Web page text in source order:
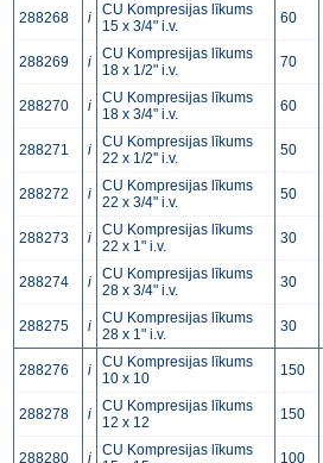
288268 i
CU Kompresijas līkums
15 x 3/4" i.v.
60
288269 i
CU Kompresijas līkums
18 x 1/2" i.v.
70
288270 i
CU Kompresijas līkums
18 x 3/4" i.v.
60
288271 i
CU Kompresijas līkums
22 x 1/2'' i.v.
50
288272 i
CU Kompresijas līkums
22 x 3/4" i.v.
50
288273 i
CU Kompresijas līkums
22 x 1" i.v.
30
288274 i
CU Kompresijas līkums
28 x 3/4" i.v.
30
288275 i
CU Kompresijas līkums
28 x 1" i.v.
30
288276 i
CU Kompresijas līkums
10 x 10
150
288278 i
CU Kompresijas līkums
12 x 12
150
288280 i
CU Kompresijas līkums
100